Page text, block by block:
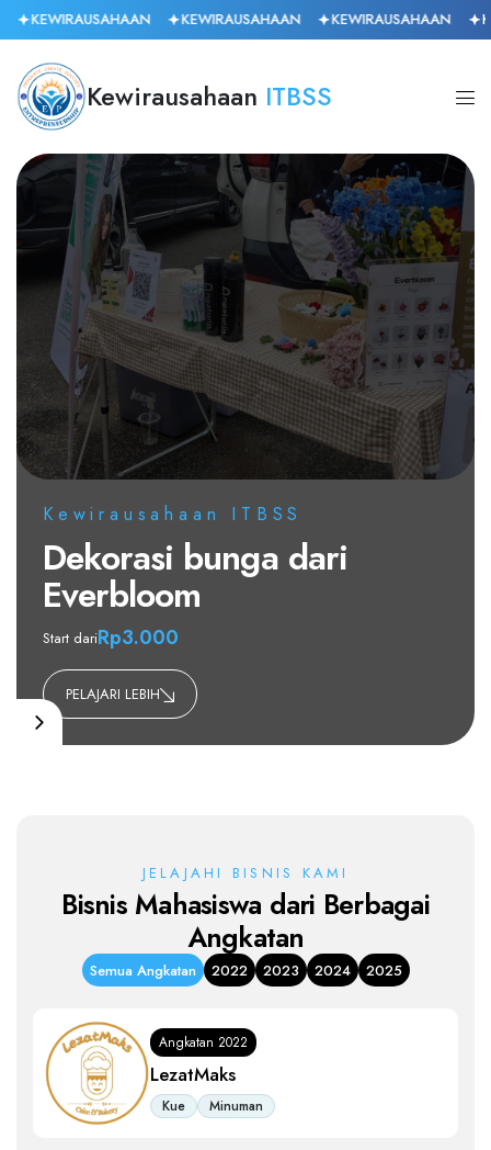
KEWIRAUSAHAAN KEWIRAUSAHAAN
Kewirausahaan ITBSS
Kewirausahaan ITBSS
Snack dan cemilan lezat
Start dariRp10.000
JELAJAHI BISNIS KAMI
Bisnis Mahasiswa dari Berbagai
Angkatan
Semua Angkatan 2022 2023 2024 2025
Angkatan 2022
LezatMaks
Kue Minuman